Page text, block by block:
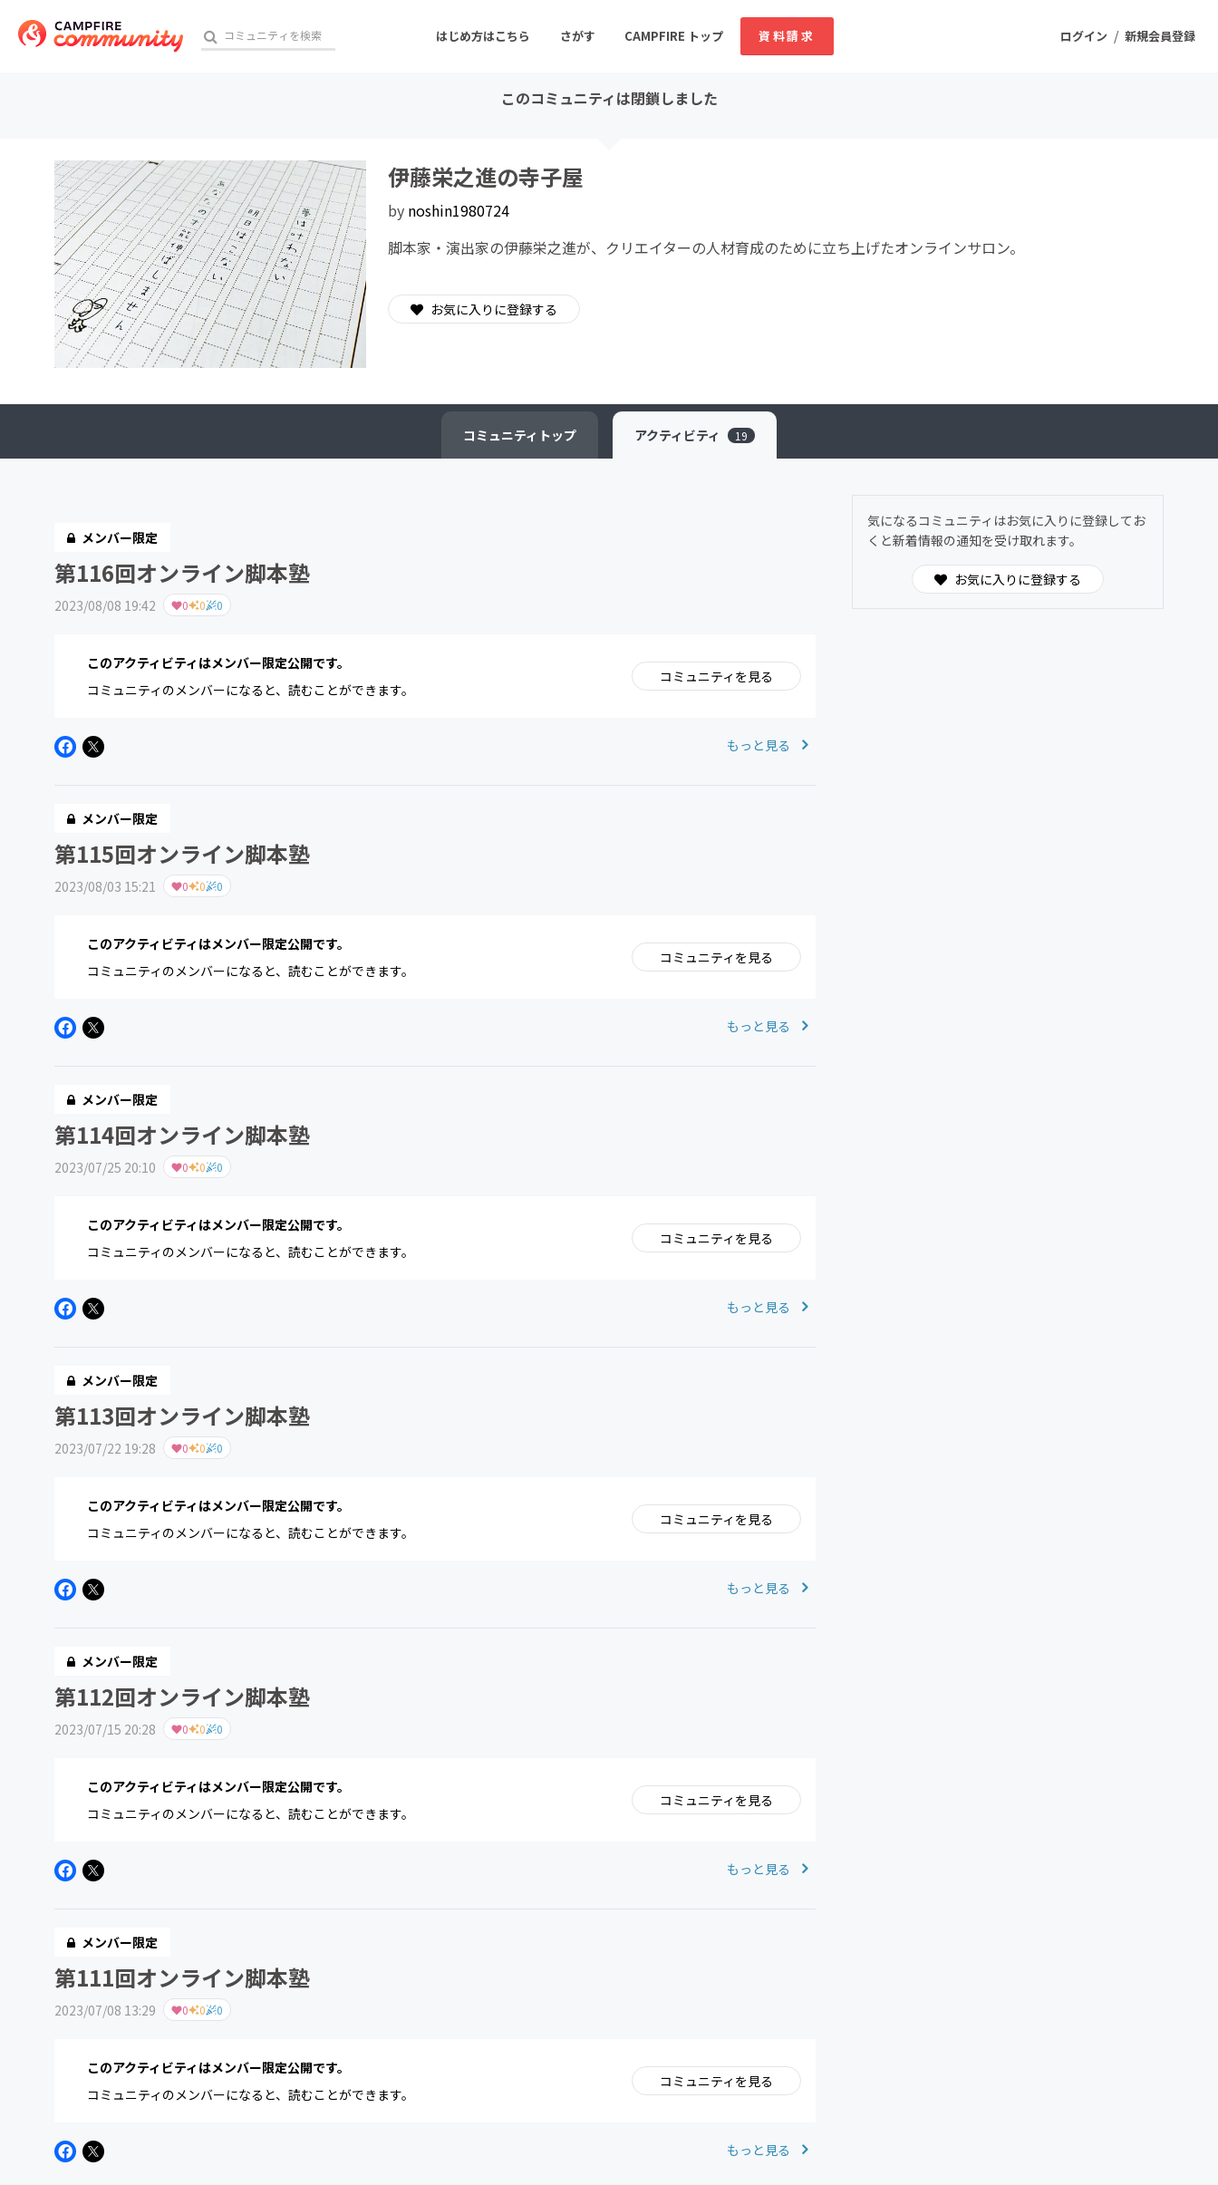
ログイン / 新規会員登録
はじめ方はこちら さがす CAMPFIRE トップ 資料請求
おすすめのコミュニティ
アート・写真 音楽
テクノロジー・ガジェット
ゲーム・サービス開発 フード・飲食店
ファッション
映像・映画
書籍・雑誌出版
ビジネス・起業
チャレンジ
CAMPFIRE for Social Good CAMPFIRE Creation
このコミュニティは閉鎖しました
伊藤栄之進の寺子屋
by noshin1980724
脚本家・演出家の伊藤栄之進が、クリエイターの人材育成のために立ち上げたオンラインサロン。
お気に入りに登録する
コミュニティ トップ アクティビティ 19
メンバー限定
第116回オンライン脚本塾
2023/08/08 19:42 0 0 0
このアクティビティはメンバー限定公開です。
コミュニティのメンバーになると、読むことができます。
コミュニティを見る
もっと見る
メンバー限定
第115回オンライン脚本塾
2023/08/03 15:21 0 0 0
このアクティビティはメンバー限定公開です。
コミュニティのメンバーになると、読むことができます。
コミュニティを見る
もっと見る
メンバー限定
第114回オンライン脚本塾
2023/07/25 20:10 0 0 0
このアクティビティはメンバー限定公開です。
コミュニティのメンバーになると、読むことができます。
コミュニティを見る
もっと見る
メンバー限定
第113回オンライン脚本塾
2023/07/22 19:28 0 0 0
このアクティビティはメンバー限定公開です。
コミュニティのメンバーになると、読むことができます。
コミュニティを見る
もっと見る
メンバー限定
第112回オンライン脚本塾
2023/07/15 20:28 0 0 0
このアクティビティはメンバー限定公開です。
コミュニティのメンバーになると、読むことができます。
コミュニティを見る
もっと見る
メンバー限定
第111回オンライン脚本塾
2023/07/08 13:29 0 0 0
このアクティビティはメンバー限定公開です。
コミュニティのメンバーになると、読むことができます。
コミュニティを見る
もっと見る
気になるコミュニティはお気に入りに登録してお
くと新着情報の通知を受け取れます。
お気に入りに登録する